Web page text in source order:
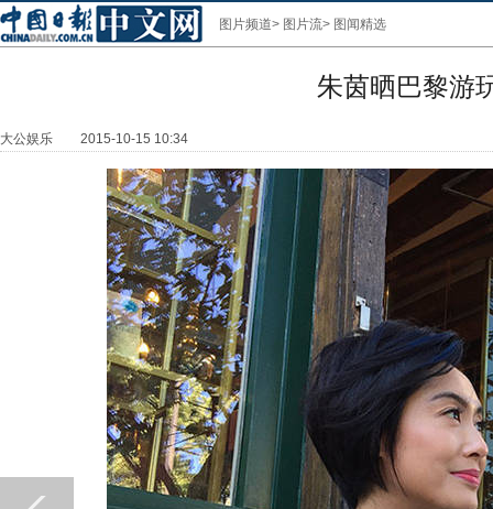
图片频道> 图片流> 图闻精选
朱茵晒巴黎游
大公娱乐 2015-10-15 10:34